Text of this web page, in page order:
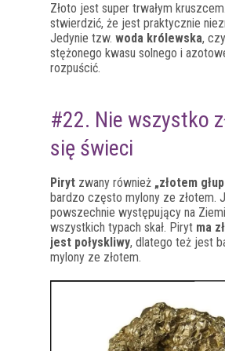
Złoto jest super trwałym
stwierdzić, że jest praktycznie
Jedynie tzw. woda królewska,
stężonego kwasu solnego i
rozpuścić.
#22. Nie wszystko
się świeci
Piryt zwany również „złotem
bardzo często mylony ze złotem.
powszechnie występujący na
wszystkich typach skał. Piryt ma
jest połyskliwy, dlatego też jest
mylony ze złotem.